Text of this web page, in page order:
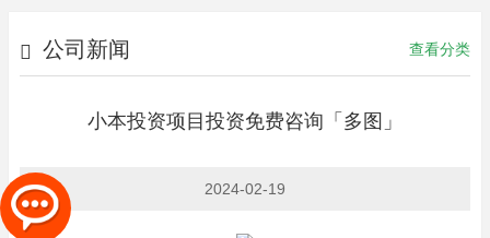
公司新闻 查看分类
小本投资项目投资免费咨询「多图」
2024-02-19